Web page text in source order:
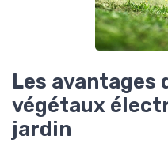
Les avantages
végétaux
jardin